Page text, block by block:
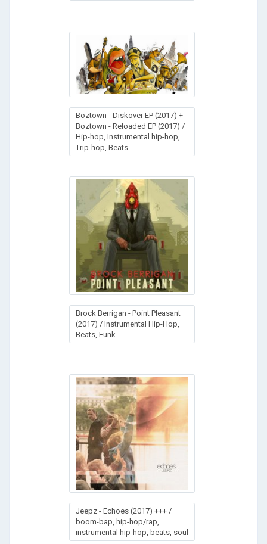
Boztown - Diskover EP (2017) +
Boztown - Reloaded EP (2017) /
Hip-hop, Instrumental hip-hop,
Trip-hop, Beats
Brock Berrigan - Point Pleasant
(2017) / Instrumental Hip-Hop,
Beats, Funk
Jeepz - Echoes (2017) +++ /
boom-bap, hip-hop/rap,
instrumental hip-hop, beats, soul